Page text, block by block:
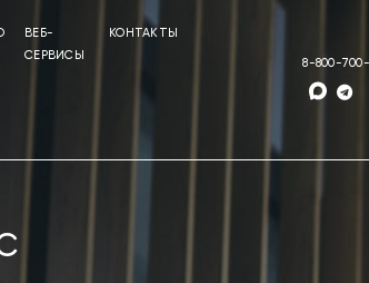
ВЕБ-
СЕРВИСЫ
КОНТАКТЫ
8-800-